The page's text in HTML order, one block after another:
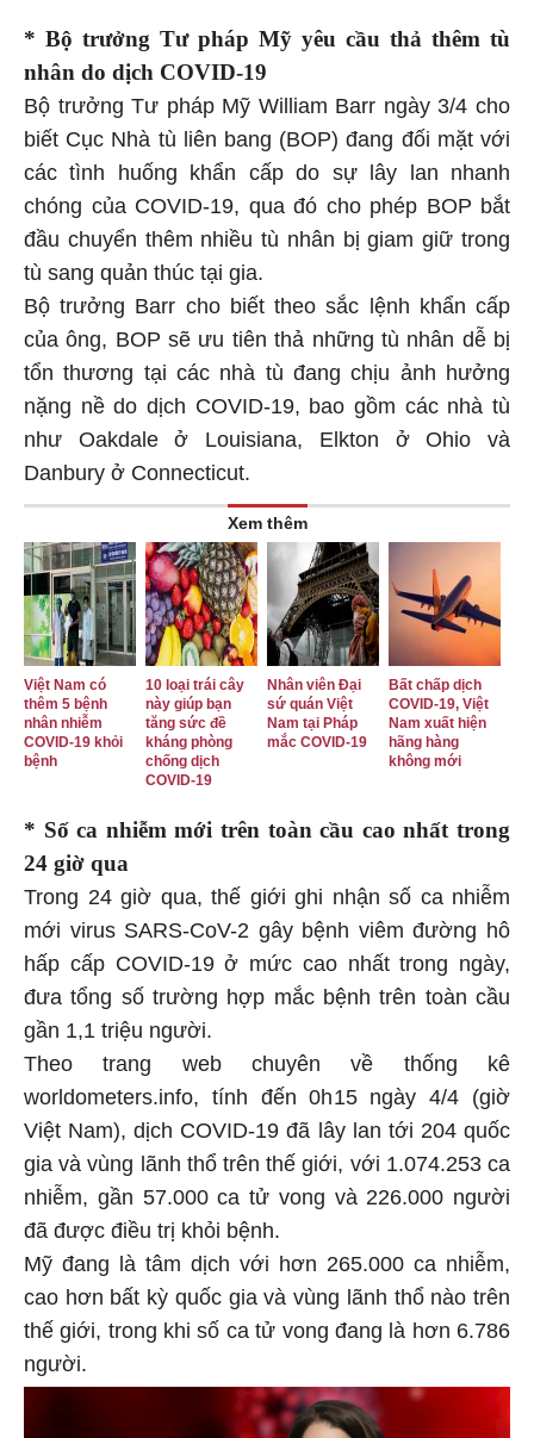
* Bộ trưởng Tư pháp Mỹ yêu cầu thả thêm tù
nhân do dịch COVID-19
Bộ trưởng Tư pháp Mỹ William Barr ngày 3/4 cho
biết Cục Nhà tù liên bang (BOP) đang đối mặt với
các tình huống khẩn cấp do sự lây lan nhanh
chóng của COVID-19, qua đó cho phép BOP bắt
đầu chuyển thêm nhiều tù nhân bị giam giữ trong
tù sang quản thúc tại gia.
Bộ trưởng Barr cho biết theo sắc lệnh khẩn cấp
của ông, BOP sẽ ưu tiên thả những tù nhân dễ bị
tổn thương tại các nhà tù đang chịu ảnh hưởng
nặng nề do dịch COVID-19, bao gồm các nhà tù
như Oakdale ở Louisiana, Elkton ở Ohio và
Danbury ở Connecticut.
Xem thêm
Việt Nam có
thêm 5 bệnh
nhân nhiễm
COVID-19 khỏi
bệnh
10 loại trái cây
này giúp bạn
tăng sức đề
kháng phòng
chống dịch
COVID-19
Nhân viên Đại
sứ quán Việt
Nam tại Pháp
mắc COVID-19
Bất chấp dịch
COVID-19, Việt
Nam xuất hiện
hãng hàng
không mới
* Số ca nhiễm mới trên toàn cầu cao nhất trong
24 giờ qua
Trong 24 giờ qua, thế giới ghi nhận số ca nhiễm
mới virus SARS-CoV-2 gây bệnh viêm đường hô
hấp cấp COVID-19 ở mức cao nhất trong ngày,
đưa tổng số trường hợp mắc bệnh trên toàn cầu
gần 1,1 triệu người.
Theo trang web chuyên về thống kê
worldometers.info, tính đến 0h15 ngày 4/4 (giờ
Việt Nam), dịch COVID-19 đã lây lan tới 204 quốc
gia và vùng lãnh thổ trên thế giới, với 1.074.253 ca
nhiễm, gần 57.000 ca tử vong và 226.000 người
đã được điều trị khỏi bệnh.
Mỹ đang là tâm dịch với hơn 265.000 ca nhiễm,
cao hơn bất kỳ quốc gia và vùng lãnh thổ nào trên
thế giới, trong khi số ca tử vong đang là hơn 6.786
người.